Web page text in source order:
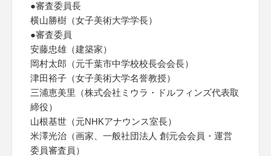
●審査委員長
横山勝樹（女子美術大学学長）
●審査委員
安藤忠雄（建築家）
岡村太郎（元千葉市中学校校長会会長）
津田裕子（女子美術大学名誉教授）
三浦恵美里（株式会社ミウラ・ドルフィンズ代表取
締役）
山根基世（元NHKアナウンス室長）
米澤光治（画家、一般社団法人 創元会会員・運営
委員審査員）